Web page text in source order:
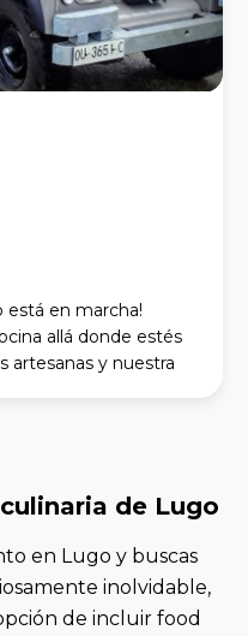
está en marcha!
allá donde estés
artesanas y nuestra
de Lugo
en Lugo y buscas
inolvidable,
de incluir food